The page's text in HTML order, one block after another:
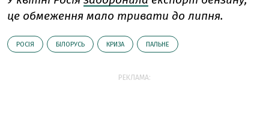
це обмеження мало тривати до липня.
РОСІЯ БІЛОРУСЬ КРИЗА ПАЛЬНЕ
РЕКЛАМА: